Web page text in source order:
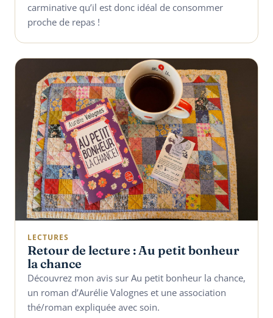
carminative qu’il est donc idéal de consommer
proche de repas !
LECTURES
Retour de lecture : Au petit bonheur
la chance
Découvrez mon avis sur Au petit bonheur la chance,
un roman d’Aurélie Valognes et une association
thé/roman expliquée avec soin.